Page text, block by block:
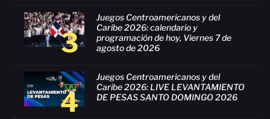
3
Juegos Centroamericanos y del
Caribe 2026: calendario y
programación de hoy, Viernes 7 de
agosto de 2026
4
Juegos Centroamericanos y del
Caribe 2026: LIVE LEVANTAMIENTO
DE PESAS SANTO DOMINGO 2026